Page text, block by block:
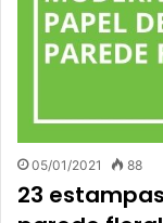
05/01/2021 88
23